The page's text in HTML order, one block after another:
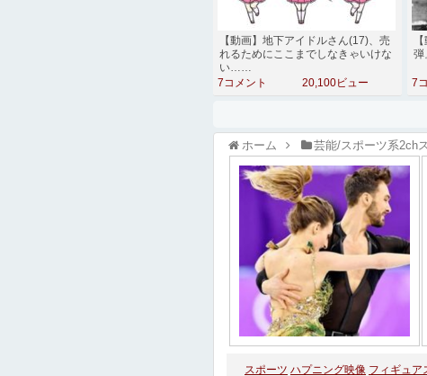
【動画】地下アイドルさん(17)、売
れるためにここまでしなきゃいけな
い……
7コメント
20,100ビュー
弾
7
ホーム 芸能/スポーツ系2ch
スポーツ ハプニング映像 フィギュア